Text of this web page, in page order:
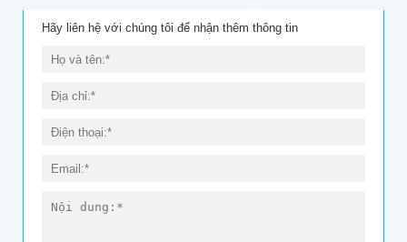
Hãy liên hệ với chúng tôi để nhận thêm thông tin